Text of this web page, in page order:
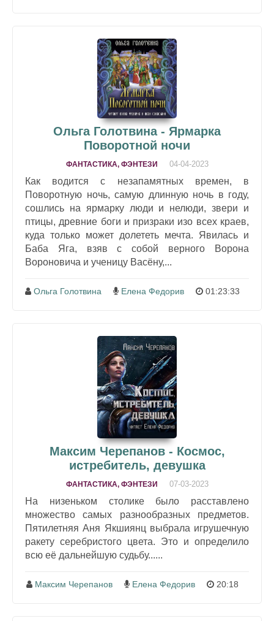
Ольга Голотвина - Ярмарка
Поворотной ночи
ФАНТАСТИКА, ФЭНТЕЗИ 04-04-2023
Как водится с незапамятных времен, в
Поворотную ночь, самую длинную ночь в году,
сошлись на ярмарку люди и нелюди, звери и
птицы, древние боги и призраки изо всех краев,
куда только может долететь мечта. Явилась и
Баба Яга, взяв с собой верного Ворона
Вороновича и ученицу Васёну,...
Ольга Голотвина Елена Федорив 01:23:33
Максим Черепанов - Космос,
истребитель, девушка
ФАНТАСТИКА, ФЭНТЕЗИ 07-03-2023
На низеньком столике было расставлено
множество самых разнообразных предметов.
Пятилетняя Аня Якшиянц выбрала игрушечную
ракету серебристого цвета. Это и определило
всю её дальнейшую судьбу......
Максим Черепанов Елена Федорив 20:18